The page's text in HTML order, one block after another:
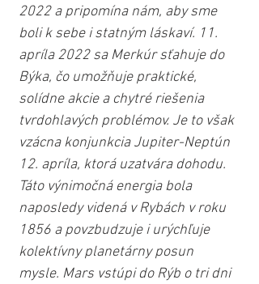
2022 a pripomína nám, aby sme
boli k sebe i statným láskaví. 11.
apríla 2022 sa Merkúr sťahuje do
Býka, čo umožňuje praktické,
solídne akcie a chytré riešenia
tvrdohlavých problémov. Je to však
vzácna konjunkcia Jupiter-Neptún
12. apríla, ktorá uzatvára dohodu.
Táto výnimočná energia bola
naposledy videná v Rybách v roku
1856 a povzbudzuje i urýchľuje
kolektívny planetárny posun
mysle. Mars vstúpi do Rýb o tri dni